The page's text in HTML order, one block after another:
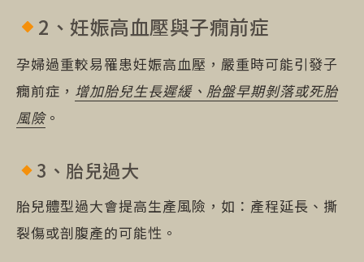
2、妊娠高血壓與子癇前症
孕婦過重較易罹患妊娠高血壓，嚴重時可能引發子
癇前症， 增加胎兒生長遲緩、胎盤早期剝落或死胎
風險。
3、胎兒過大
胎兒體型過大會提高生產風險，如：產程延長、撕
裂傷或剖腹產的可能性。